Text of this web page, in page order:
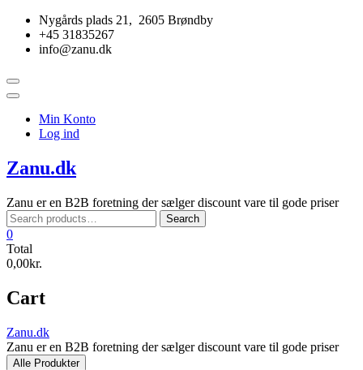
Skip
content
Nygårds plads 21, 2605 Brøndby
+45 31835267
info@zanu.dk
Topbar
Menu
Min Konto
Log ind
Zanu.dk
Zanu er en B2B foretning der sælger discount vare til gode priser
Search
for:
Search
0
Total
0,00kr.
Cart
Zanu.dk
Zanu er en B2B foretning der sælger discount vare til gode priser
Alle Produkter